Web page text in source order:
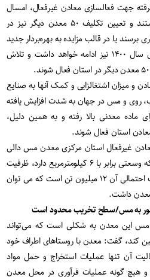
جهت فعالسازی معادن غیرفعال، امسال
۷۷ معدن مجددا به فعالیت بازگشتند و تعیین تکلیف ۵۰ معدن دیگر نیز در
برسند یا در قالب مزایده به بهره‌بردار جدید
واگذار شوند. قطعا این نهضت برای سال ۱۴۰۰ نیز ادامه خواهد داشت و تلاش
و میزان اشتغالزایی و کمک آنها به صنایع
روی و مس در جهان به شدت افزایش یافته
معدنی بالا رفته و به همین دلیل،
استان فعال شوند.
غیرفعال استان مرکزی معدن مس دالی
با عیار نیم درصد در دلیجان است که وسعتی برابر با ۶ کیلومترمربع دارد، ظرفیت
قطعی معدن ۵ میلیون تن و ظرفیت احتمالی آن ۱۲ میلیون تن است که می توان
به مس/سطح تخریب محدود است
مس این معدن به شکلی است که می‌تواند
کند، گفت: معدن با روستاهای اطراف خود
فعالیت آن تنها عملیات استخراج و حمل مواد
هیچ گونه عملیات فرآوری در محل معدن